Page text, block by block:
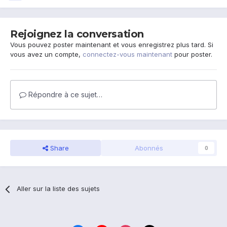
Rejoignez la conversation
Vous pouvez poster maintenant et vous enregistrez plus tard. Si
vous avez un compte, connectez-vous maintenant pour poster.
Répondre à ce sujet…
Share Abonnés 0
Aller sur la liste des sujets